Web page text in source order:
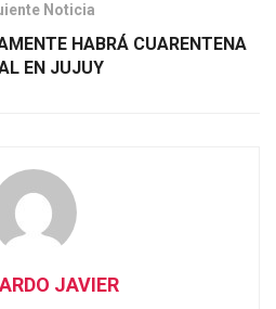
Noticia
HABRÁ CUARENTENA
EN JUJUY
JAVIER